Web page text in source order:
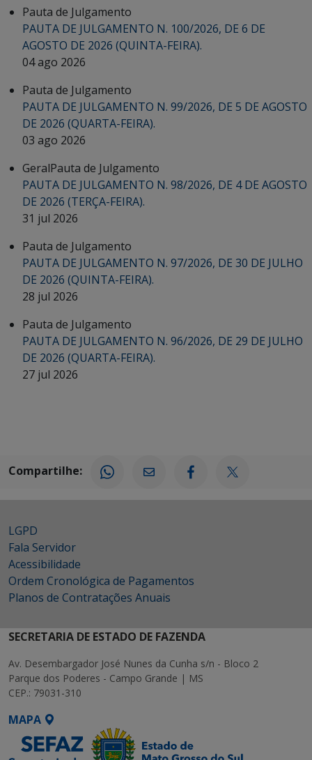
Pauta de Julgamento
PAUTA DE JULGAMENTO N. 100/2026, DE 6 DE
AGOSTO DE 2026 (QUINTA-FEIRA).
04 ago 2026
Pauta de Julgamento
PAUTA DE JULGAMENTO N. 99/2026, DE 5 DE AGOSTO
DE 2026 (QUARTA-FEIRA).
03 ago 2026
GeralPauta de Julgamento
PAUTA DE JULGAMENTO N. 98/2026, DE 4 DE AGOSTO
DE 2026 (TERÇA-FEIRA).
31 jul 2026
Pauta de Julgamento
PAUTA DE JULGAMENTO N. 97/2026, DE 30 DE JULHO
DE 2026 (QUINTA-FEIRA).
28 jul 2026
Pauta de Julgamento
PAUTA DE JULGAMENTO N. 96/2026, DE 29 DE JULHO
DE 2026 (QUARTA-FEIRA).
27 jul 2026
Compartilhe:
LGPD
Fala Servidor
Acessibilidade
Ordem Cronológica de Pagamentos
Planos de Contratações Anuais
SECRETARIA DE ESTADO DE FAZENDA
Av. Desembargador José Nunes da Cunha s/n - Bloco 2
Parque dos Poderes - Campo Grande | MS
CEP.: 79031-310
MAPA